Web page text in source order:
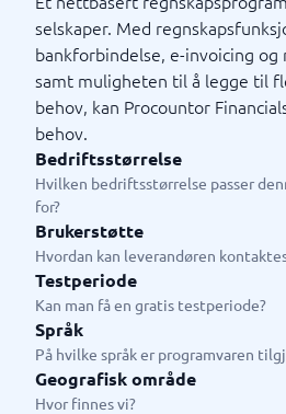
selskaper. Med
bankforbindelse, e-invoicing og
samt muligheten til å legge til
behov, kan Procountor
behov.
Bedriftsstørrelse
Hvilken bedriftsstørrelse passer
for?
Brukerstøtte
Hvordan kan leverandøren
Testperiode
Kan man få en gratis testperiode?
Språk
På hvilke språk er programvaren
Geografisk område
Hvor finnes vi?